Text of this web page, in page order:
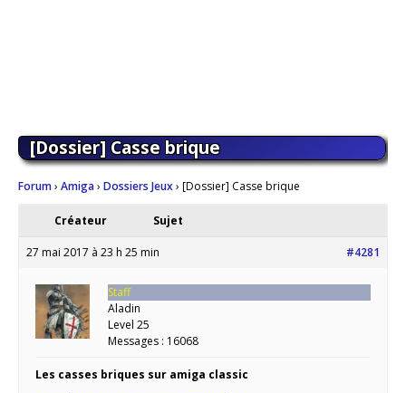
[Dossier] Casse brique
Forum› Amiga› Dossiers Jeux› [Dossier] Casse brique
Créateur Sujet
27 mai 2017 à 23 h 25 min #4281
Staff
Aladin
Level 25
Messages : 16068
Les casses briques sur amiga classic